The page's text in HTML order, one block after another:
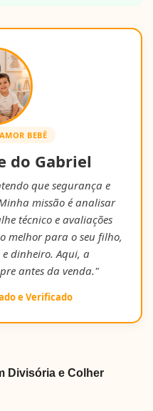
BEBÊ
do Gabriel
que segurança e
missão é analisar
técnico e avaliações
melhor para o seu filho,
dinheiro. Aqui, a
antes da venda."
e Verificado
Divisória e Colher